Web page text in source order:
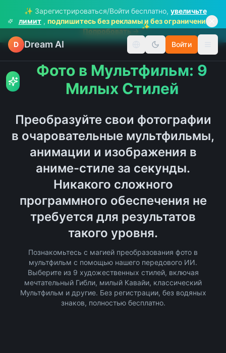
✨ Зарегистрироваться/Войти бесплатно, увеличьте
лимит , подпишитесь без рекламы и без ограничений
Попробовать → ✨
D
Dream AI Сменить язык
Войти
Фото в Мультфильм: 9
Милых Стилей
Преобразуйте свои фотографии
в очаровательные мультфильмы,
анимации и изображения в
аниме-стиле за секунды.
Никакого сложного
программного обеспечения не
требуется для результатов
такого уровня.
Познакомьтесь с магией преобразования фото в
мультфильм с помощью нашего передового ИИ.
Выберите из 9 художественных стилей, включая
мечтательный Гибли, милый Кавайи, классический
Мультфильм и другие. Без регистрации, без водяных
знаков, полностью бесплатно.